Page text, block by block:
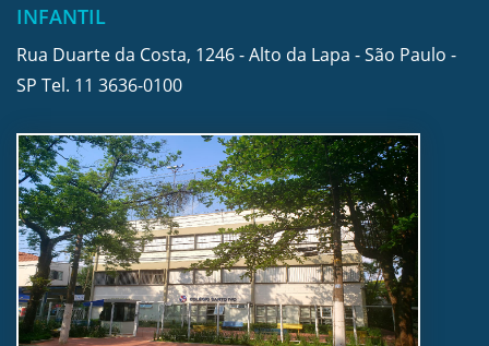
INFANTIL
Rua Duarte da Costa, 1246 - Alto da Lapa - São Paulo -
SP Tel. 11 3636-0100